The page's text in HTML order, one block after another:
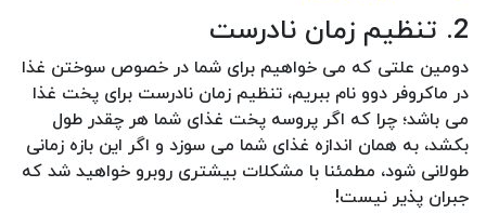
2. تنظیم زمان نادرست
دومین علتی که می خواهیم برای شما در خصوص سوختن غذا
در ماکروفر دوو نام ببریم، تنظیم زمان نادرست برای پخت غذا
می باشد؛ چرا که اگر پروسه پخت غذای شما هر چقدر طول
بکشد، به همان اندازه غذای شما می سوزد و اگر این بازه زمانی
طولانی شود، مطمئنا با مشکلات بیشتری روبرو خواهید شد که
جبران پذیر نیست!